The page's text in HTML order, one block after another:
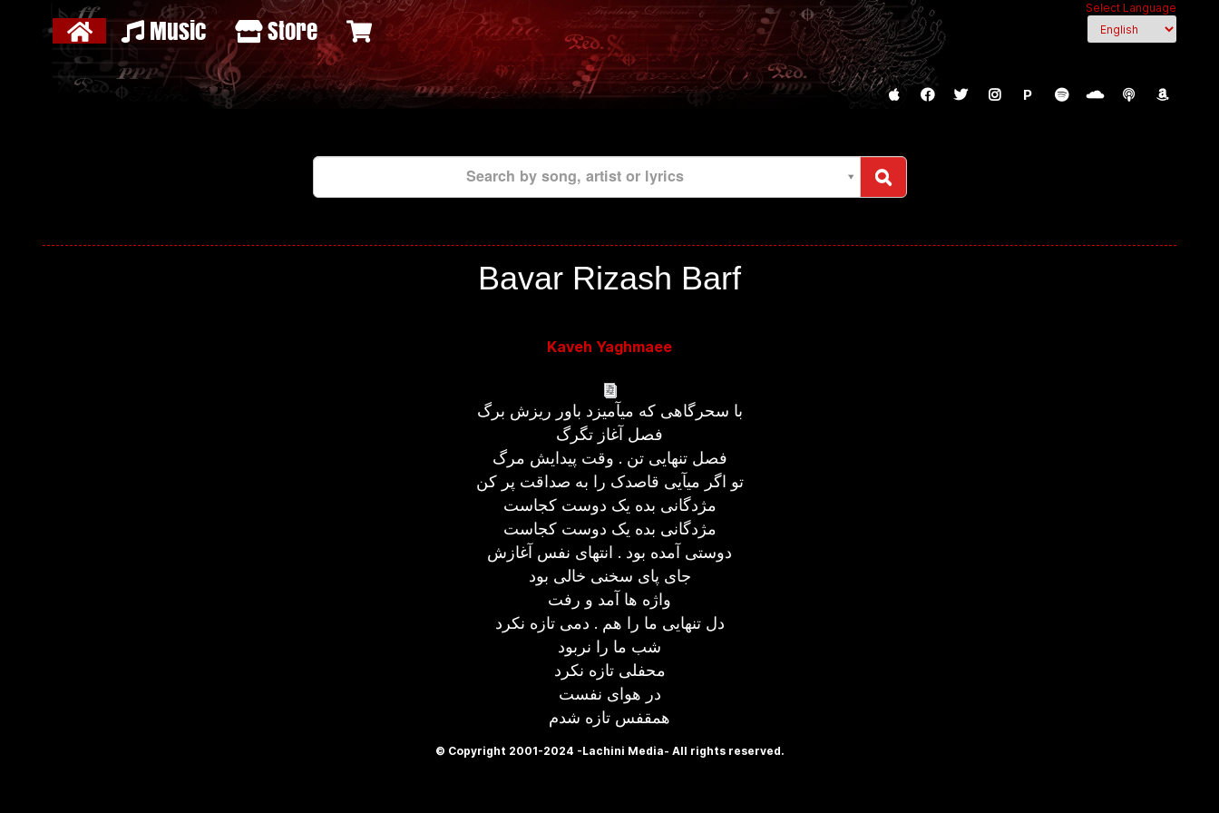
Select Language
Music Store
P
Search by song, artist or lyrics
Bavar Rizash Barf
Kaveh Yaghmaee
با سحرگاهی که میآمیزد باور ریزش برگ
فصل آغاز تگرگ
فصل تنهایی تن . وقت پیدایش مرگ
تو اگر میآیی قاصدک را به صداقت پر کن
مژدگانی بده یک دوست کجاست
مژدگانی بده یک دوست کجاست
دوستی آمده بود . انتهای نفس آغازش
جای پای سخنی خالی بود
واژه ها آمد و رفت
دل تنهایی ما را هم . دمی تازه نکرد
شب ما را نربود
محفلی تازه نکرد
در هوای نفست
همقفس تازه شدم
© Copyright 2001-2024 -Lachini Media- All rights reserved.